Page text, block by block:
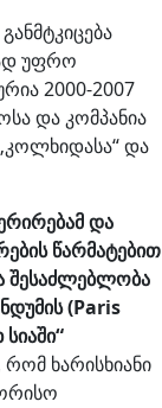
უფრო
2000-2007
და კომპანია
და
და
წარმატებით
შესაძლებლობა
(Paris
ხარისხიანი